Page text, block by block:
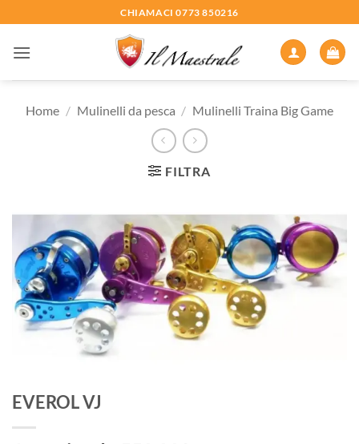
ai
contenuti
CHIAMACI 0773 850216
Home / Mulinelli da pesca / Mulinelli Traina Big Game
FILTRA
EVEROL VJ